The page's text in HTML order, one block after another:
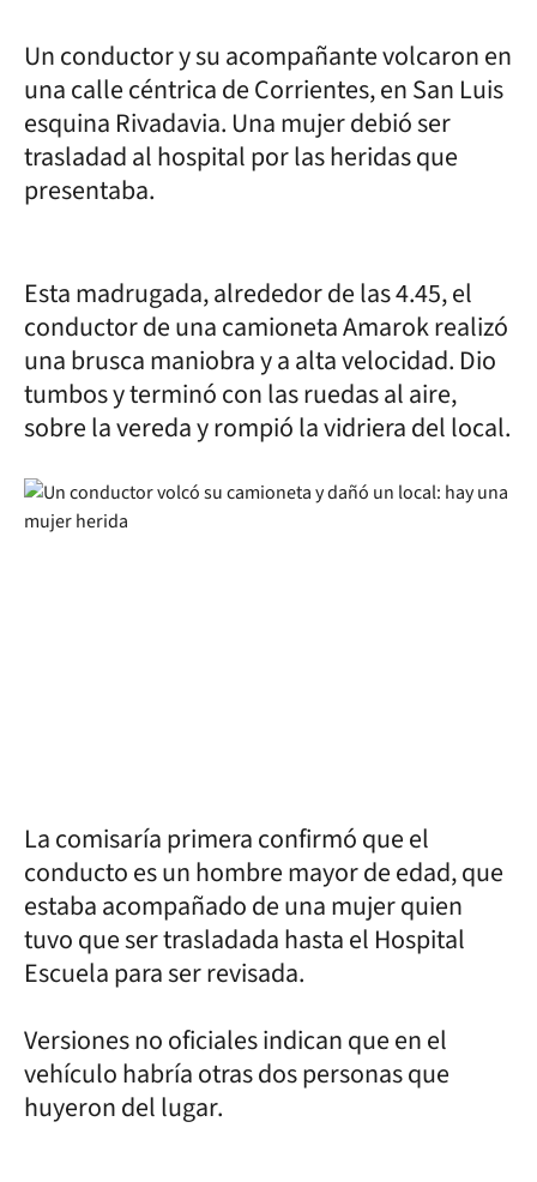
Un conductor y su acompañante volcaron en
una calle céntrica de Corrientes, en San Luis
esquina Rivadavia. Una mujer debió ser
trasladad al hospital por las heridas que
presentaba.
Esta madrugada, alrededor de las 4.45, el
conductor de una camioneta Amarok realizó
una brusca maniobra y a alta velocidad. Dio
tumbos y terminó con las ruedas al aire,
sobre la vereda y rompió la vidriera del local.
La comisaría primera confirmó que el
conducto es un hombre mayor de edad, que
estaba acompañado de una mujer quien
tuvo que ser trasladada hasta el Hospital
Escuela para ser revisada.
Versiones no oficiales indican que en el
vehículo habría otras dos personas que
huyeron del lugar.